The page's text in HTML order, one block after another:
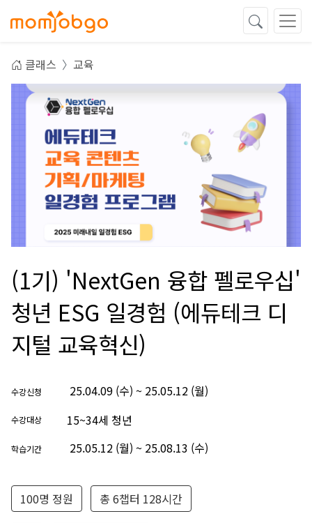
클래스 교육
(1기) 'NextGen 융합 펠로우십'
청년 ESG 일경험 (에듀테크 디
지털 교육혁신)
수강신청 25.04.09 (수) ~ 25.05.12 (월)
수강대상 15~34세 청년
학습기간 25.05.12 (월) ~ 25.08.13 (수)
100명 정원 총 6챕터 128시간